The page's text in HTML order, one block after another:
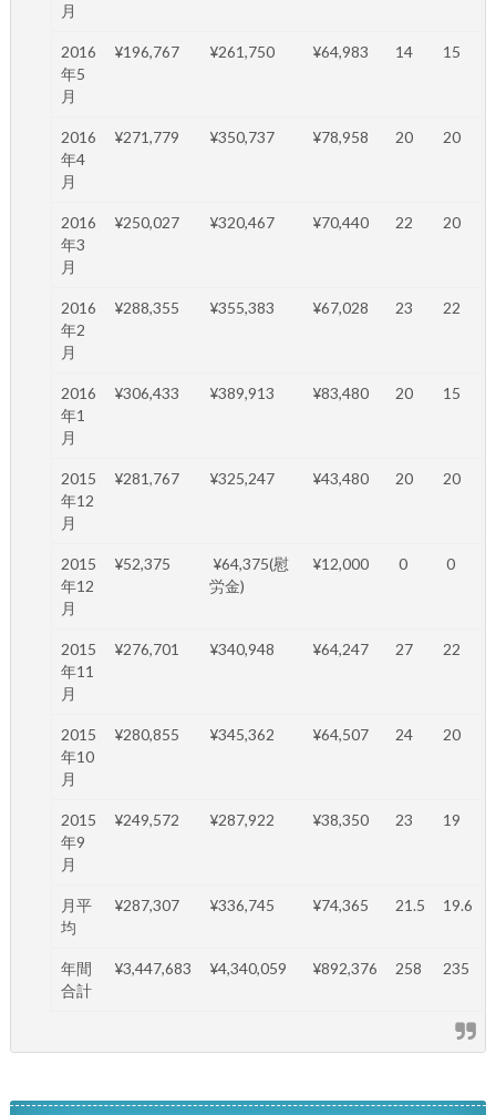
月
2016
年5
月
¥196,767 ¥261,750 ¥64,983 14 15
2016
年4
月
¥271,779 ¥350,737 ¥78,958 20 20
2016
年3
月
¥250,027 ¥320,467 ¥70,440 22 20
2016
年2
月
¥288,355 ¥355,383 ¥67,028 23 22
2016
年1
月
¥306,433 ¥389,913 ¥83,480 20 15
2015
年12
月
¥281,767 ¥325,247 ¥43,480 20 20
2015
年12
月
¥52,375
¥64,375(慰
労金)
¥12,000 0 0
2015
年11
月
¥276,701 ¥340,948 ¥64,247 27 22
2015
年10
月
¥280,855 ¥345,362 ¥64,507 24 20
2015
年9
月
¥249,572 ¥287,922 ¥38,350 23 19
月平
均
¥287,307 ¥336,745 ¥74,365 21.5 19.6
年間
合計
¥3,447,683 ¥4,340,059 ¥892,376 258 235